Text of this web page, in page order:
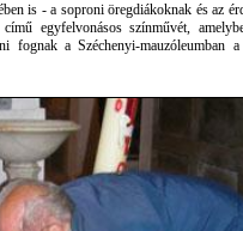
is - a soproni öregdiákoknak és az
című egyfelvonásos színművét,
fognak a Széchenyi-mauzóleumban a